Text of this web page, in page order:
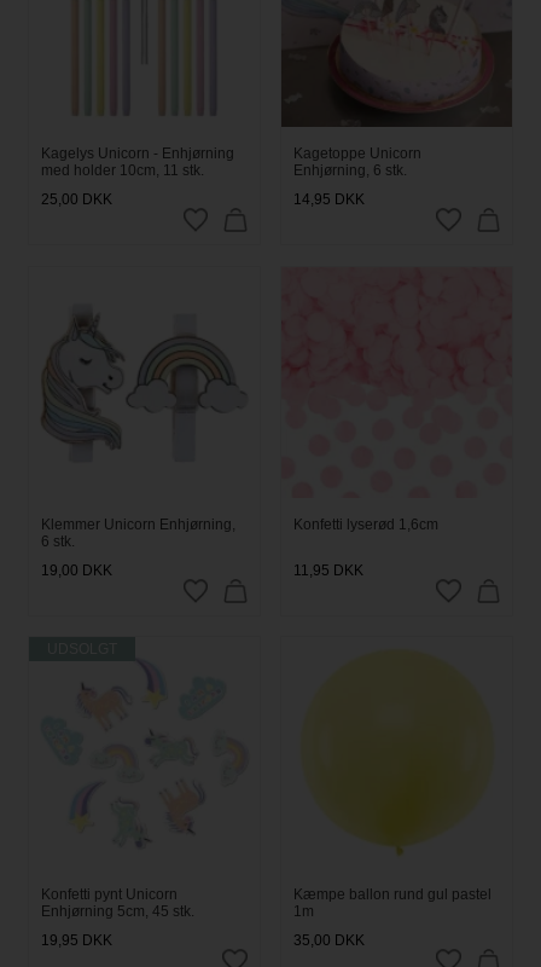
Kagelys Unicorn - Enhjørning
med holder 10cm, 11 stk.
25,00 DKK
Kagetoppe Unicorn
Enhjørning, 6 stk.
14,95 DKK
Klemmer Unicorn Enhjørning,
6 stk.
19,00 DKK
Konfetti lyserød 1,6cm
11,95 DKK
Konfetti pynt Unicorn
Enhjørning 5cm, 45 stk.
19,95 DKK
Kæmpe ballon rund gul pastel
1m
35,00 DKK